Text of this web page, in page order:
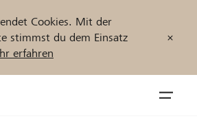
Cookies. Mit der
stimmst du dem Einsatz
erfahren